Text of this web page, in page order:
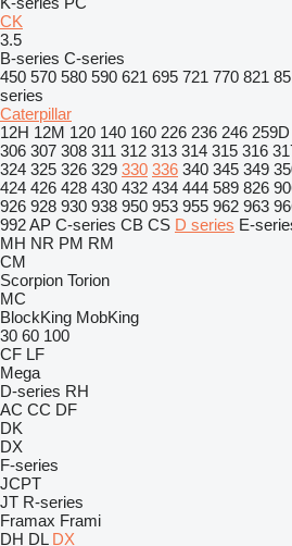
CK
3.5
B-series C-series
450 570 580 590 621 695 721 770 821
series
Caterpillar
12H 12M 120 140 160 226 236 246 259D
306 307 308 311 312 313 314 315 316
324 325 326 329 330 336 340 345 349
424 426 428 430 432 434 444 589 826
926 928 930 938 950 953 955 962 963
992AP C-series CB CS D series E-
MH NR PM RM
CM
Scorpion Torion
MC
BlockKing MobKing
30 60 100
CF LF
Mega
D-series RH
AC CC DF
DK
DX
F-series
JCPT
JT R-series
Framax Frami
DH DL DX